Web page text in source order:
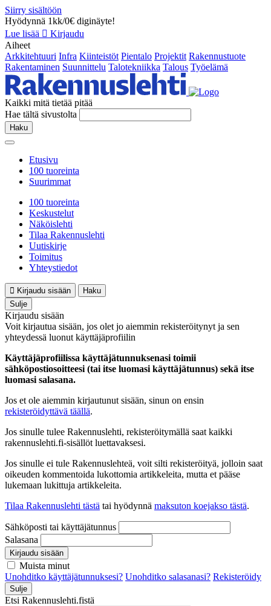
Siirry sisältöön
Hyödynnä 1kk/0€ diginäyte!
Lue lisää
Kirjaudu
Aiheet
Arkkitehtuuri Infra Kiinteistöt Pientalo Projektit Rakennustuote
Rakentaminen Suunnittelu Talotekniikka Talous Työelämä
Kaikki mitä tietää pitää
Hae tältä sivustolta
Haku
Etusivu
100 tuoreinta
Suurimmat
100 tuoreinta
Keskustelut
Näköislehti
Tilaa Rakennuslehti
Uutiskirje
Toimitus
Yhteystiedot
Kirjaudu sisään
Haku
Sulje
Kirjaudu sisään
Voit kirjautua sisään, jos olet jo aiemmin rekisteröitynyt ja sen
yhteydessä luonut käyttäjäprofiilin
Käyttäjäprofiilissa käyttäjätunnuksenasi toimii
sähköpostiosoitteesi (tai itse luomasi käyttäjätunnus) sekä itse
luomasi salasana.
Jos et ole aiemmin kirjautunut sisään, sinun on ensin
rekisteröidyttävä täällä.
Jos sinulle tulee Rakennuslehti, rekisteröitymällä saat kaikki
rakennuslehti.fi-sisällöt luettavaksesi.
Jos sinulle ei tule Rakennuslehteä, voit silti rekisteröityä, jolloin saat
oikeuden kommentoida lukottomia artikkeleita, mutta et pääse
lukemaan lukittuja artikkeleita.
Tilaa Rakennuslehti tästä tai hyödynnä maksuton koejakso tästä.
Sähköposti tai käyttäjätunnus
Salasana
Kirjaudu sisään
Muista minut
Unohditko käyttäjätunnuksesi? Unohditko salasanasi? Rekisteröidy
Sulje
Etsi Rakennuslehti.fistä